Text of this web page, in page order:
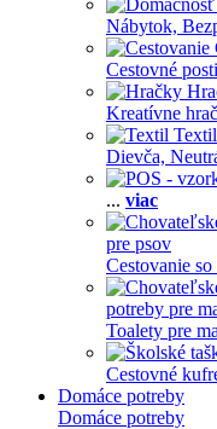
Nábytok,
Cestovné
Kreatívne
Textil
Dievča,
... viac
pre psov
Cestovanie so
potreby pre
Toalety pre
Cestovné
Domáce potreby
Domáce potreby